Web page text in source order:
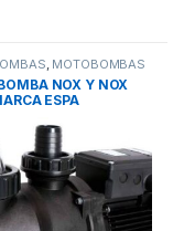
MOTOBOMBAS
,PISCINAS
NOX Y NOX
ESPA